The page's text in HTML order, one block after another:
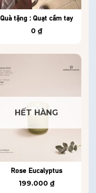
Quà tặng : Quạt cầm tay
0 ₫
HẾT HÀNG
Rose Eucalyptus
199.000 ₫